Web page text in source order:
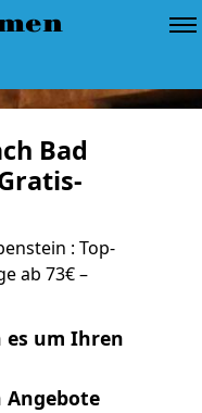
Bad
: Top-
ab 73€ –
um Ihren
Angebote